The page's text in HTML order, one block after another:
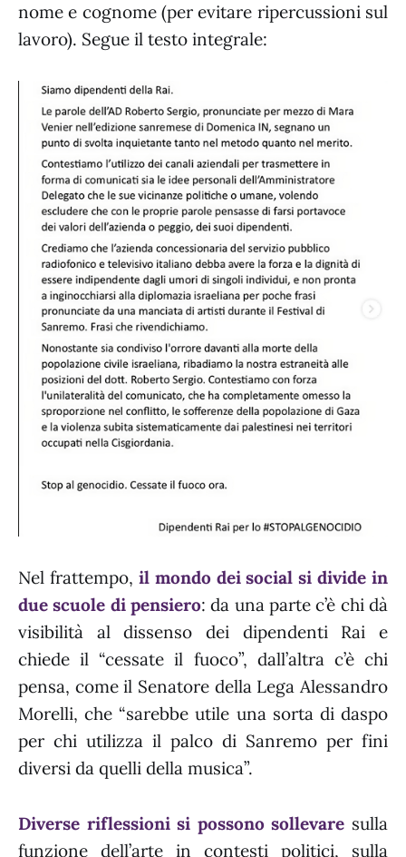
nome e cognome (per evitare ripercussioni sul
lavoro). Segue il testo integrale:
Nel frattempo, il mondo dei social si divide in
due scuole di pensiero: da una parte c’è chi dà
visibilità al dissenso dei dipendenti Rai e
chiede il “cessate il fuoco”, dall’altra c’è chi
pensa, come il Senatore della Lega Alessandro
Morelli, che “sarebbe utile una sorta di daspo
per chi utilizza il palco di Sanremo per fini
diversi da quelli della musica”.
Diverse riflessioni si possono sollevare sulla
funzione dell’arte in contesti politici, sulla